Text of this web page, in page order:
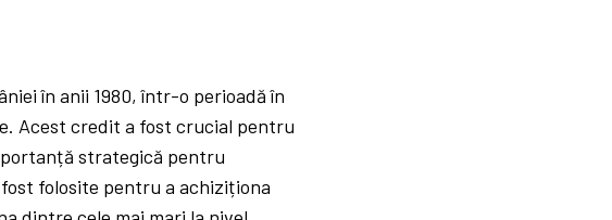
în anii 1980, într-o perioadă în
Acest credit a fost crucial pentru
strategică pentru
folosite pentru a achiziționa